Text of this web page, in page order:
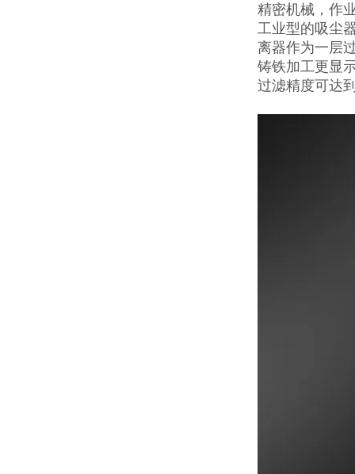
精密机械，作
工业型的吸尘
离器作为一层
铸铁加工更显
过滤精度可达